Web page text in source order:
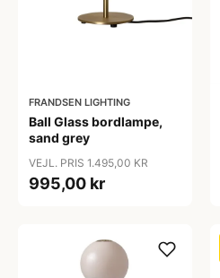
FRANDSEN LIGHTING
Ball Glass bordlampe,
sand grey
VEJL. PRIS 1.495,00 KR
995,00 kr